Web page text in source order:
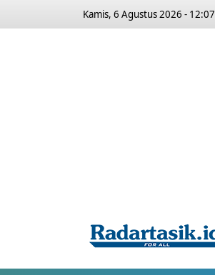
Kamis, 6 Agustus 2026 - 12:07